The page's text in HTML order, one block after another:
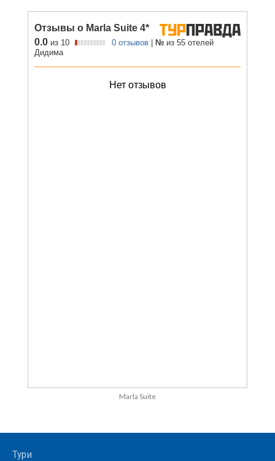
Marla Suite
Тури